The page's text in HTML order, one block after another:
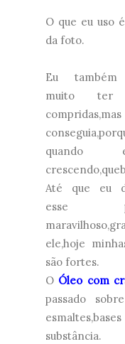
O que eu uso
da foto.
Eu também
muito ter
quando
Até que eu
esse
ele,hoje
são fortes.
O Óleo com
passado
substância.